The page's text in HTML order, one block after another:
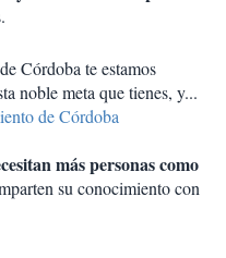
Córdoba te estamos
noble meta que tienes, y...
de Córdoba
más personas como
su conocimiento con